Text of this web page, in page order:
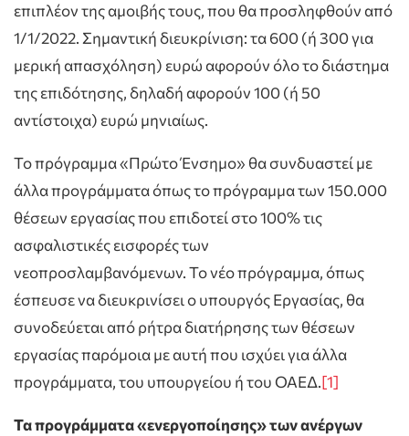
επιπλέον της αμοιβής τους, που θα προσληφθούν από
1/1/2022. Σημαντική διευκρίνιση: τα 600 (ή 300 για
μερική απασχόληση) ευρώ αφορούν όλο το διάστημα
της επιδότησης, δηλαδή αφορούν 100 (ή 50
αντίστοιχα) ευρώ μηνιαίως.
Το πρόγραμμα «Πρώτο Ένσημο» θα συνδυαστεί με
άλλα προγράμματα όπως το πρόγραμμα των 150.000
θέσεων εργασίας που επιδοτεί στο 100% τις
ασφαλιστικές εισφορές των
νεοπροσλαμβανόμενων. Το νέο πρόγραμμα, όπως
έσπευσε να διευκρινίσει ο υπουργός Εργασίας, θα
συνοδεύεται από ρήτρα διατήρησης των θέσεων
εργασίας παρόμοια με αυτή που ισχύει για άλλα
προγράμματα, του υπουργείου ή του ΟΑΕΔ.[1]
Τα προγράμματα «ενεργοποίησης» των ανέργων